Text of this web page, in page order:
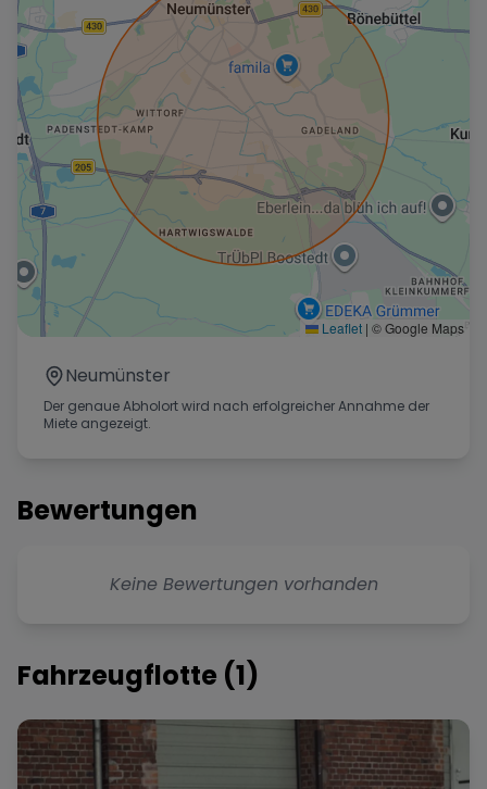
Leaflet | © Google Maps
Neumünster
Der genaue Abholort wird nach erfolgreicher Annahme der
Miete angezeigt.
Bewertungen
Keine Bewertungen vorhanden
Fahrzeugflotte (1)